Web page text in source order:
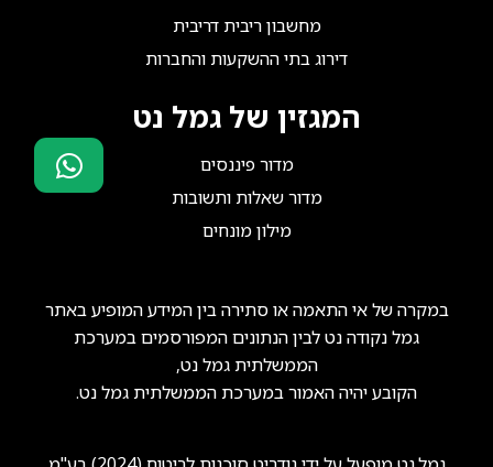
מחשבון ריבית דריבית
דירוג בתי ההשקעות והחברות
המגזין של גמל נט
מדור פיננסים
מדור שאלות ותשובות
מילון מונחים
במקרה של אי התאמה או סתירה בין המידע המופיע באתר
גמל נקודה נט לבין הנתונים המפורסמים במערכת
הממשלתית גמל נט,
הקובע יהיה האמור במערכת הממשלתית גמל נט.